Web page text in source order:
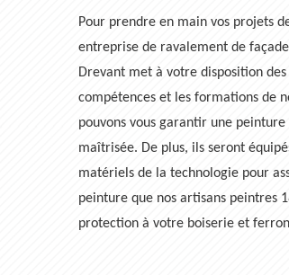
Pour prendre en main vos projets
entreprise de ravalement de
Drevant met à votre disposition
compétences et les formations de
pouvons vous garantir une
maîtrisée. De plus, ils seront
matériels de la technologie pour
peinture que nos artisans peintres
protection à votre boiserie et